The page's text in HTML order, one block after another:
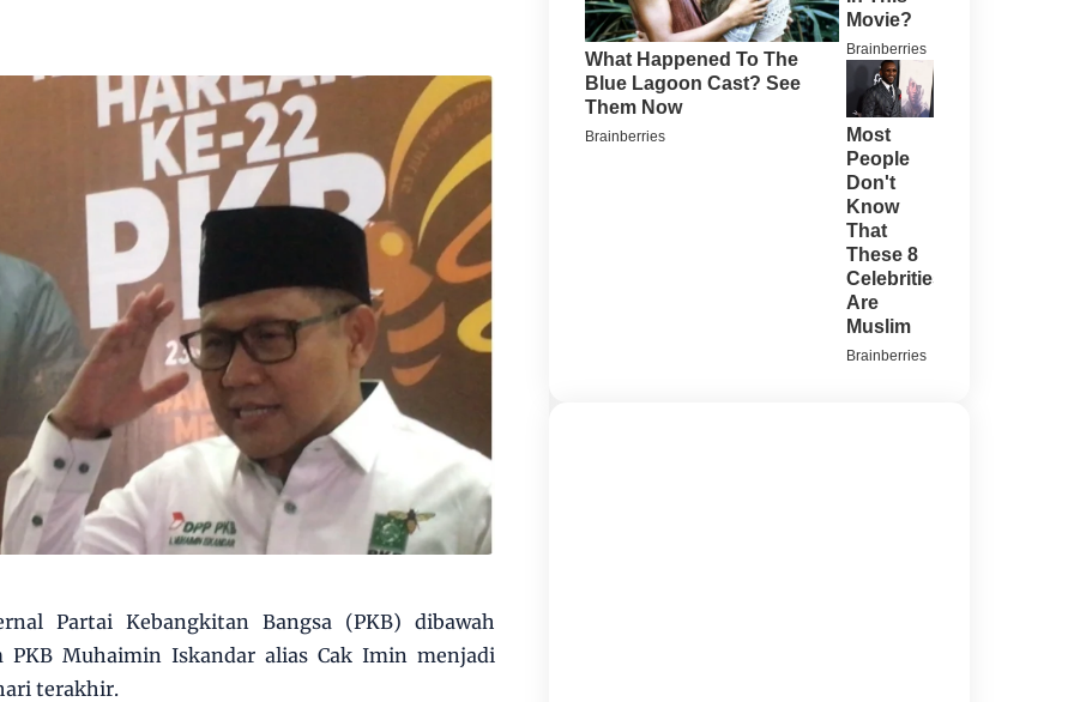
Partai Kebangkitan Bangsa (PKB) dibawah
PKB Muhaimin Iskandar alias Cak Imin menjadi
terakhir.